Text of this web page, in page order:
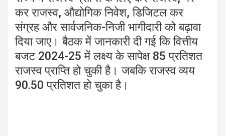
कर राजस्व, औद्योगिक निवेश, डिजिटल कर
संग्रह और सार्वजनिक-निजी भागीदारी को बढ़ावा
दिया जाए। बैठक में जानकारी दी गई कि वित्तीय
बजट 2024-25 में लक्ष्य के सापेक्ष 85 प्रतिशत
राजस्व प्राप्ति हो चुकी है। जबकि राजस्व व्यय
90.50 प्रतिशत हो चुका है।